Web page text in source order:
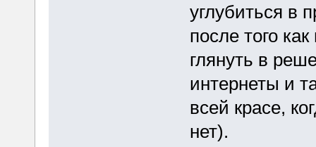
углубиться в
после того
глянуть в
интернеты и
всей красе,
нет).